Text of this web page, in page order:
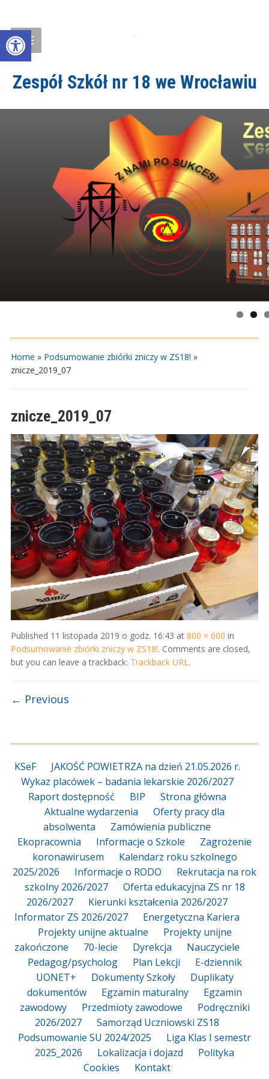
Open toolbar
Zespół Szkół nr 18 we Wrocławiu
Home » Podsumowanie zbiórki zniczy w ZS18! »
znicze_2019_07
znicze_2019_07
Published 11 listopada 2019 o godz. 16:43 at 800 × 600 in
Podsumowanie zbiórki zniczy w ZS18!. Comments are closed,
but you can leave a trackback: Trackback URL.
← Previous
KSeF
JAKOŚĆ POWIETRZA na dzień 21.05.2026 r.
Wykaz placówek – badania lekarskie 2026/2027
Raport dostępność
BIP
Strona główna
Aktualne wydarzenia
Oferty pracy dla
absolwenta
Zamówienia publiczne
Ekopracownia
Informacje o Szkole
Zagrożenie
koronawirusem
Kalendarz roku szkolnego
2025/2026
Informacje o RODO
Rekrutacja na rok
szkolny 2026/2027
Oferta edukacyjna ZS nr 18
2026/2027
Kierunki kształcenia 2026/2027
Informator ZS 2026/2027
Energetyczna Kariera
Projekty unijne aktualne
Projekty unijne
zakończone
70-lecie Dyrekcja
Nauczyciele
Pedagog/psycholog
Plan Lekcji
E-dziennik
UONET+
Dokumenty Szkoły
Duplikaty
dokumentów
Egzamin maturalny
Egzamin
zawodowy
Przedmioty zawodowe
Podręczniki
2026/2027
Samorząd Uczniowski ZS18
Podsumowanie SU 2024/2025
Liga Klas I semestr
2025_2026
Lokalizacja i dojazd
Polityka
Cookies
Kontakt